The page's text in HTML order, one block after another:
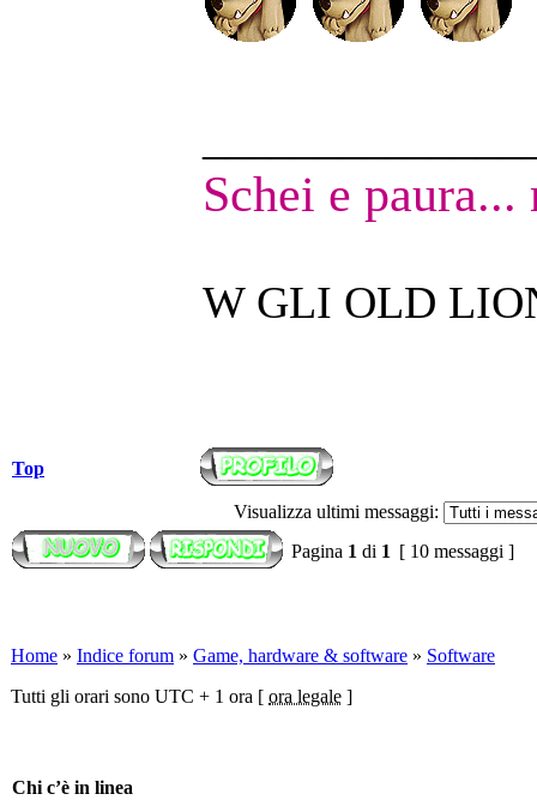
Schei e
W GLI OLD
Top
Visualizza ultimi messaggi:
Pagina 1 di 1 [ 10 messaggi ]
Home » Indice forum » Game, hardware & software » Software
Tutti gli orari sono UTC + 1 ora [ ora legale ]
Chi c’è in linea